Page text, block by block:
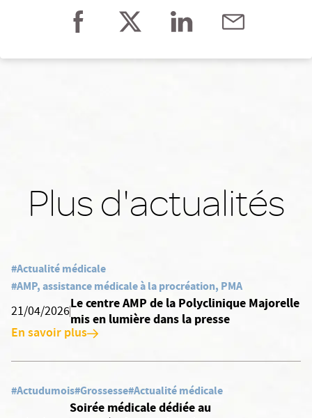
Plus d'actualités
#Actualité médicale
#AMP, assistance médicale à la procréation, PMA
21/04/2026
Le centre AMP de la Polyclinique Majorelle
mis en lumière dans la presse
En savoir plus
#Actudumois#Grossesse#Actualité médicale
Soirée médicale dédiée au